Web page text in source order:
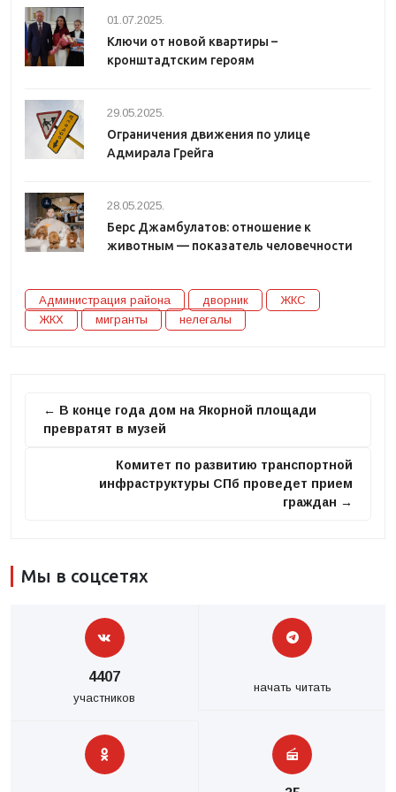
01.07.2025.
Ключи от новой квартиры –
кронштадтским героям
29.05.2025.
Ограничения движения по улице
Адмирала Грейга
28.05.2025.
Берс Джамбулатов: отношение к
животным — показатель человечности
Администрация района дворник
ЖКС
ЖКХ
мигранты нелегалы
← В конце года дом на Якорной площади
превратят в музей
Комитет по развитию транспортной
инфраструктуры СПб проведет прием
граждан →
Мы в соцсетях
4407
участников
начать читать